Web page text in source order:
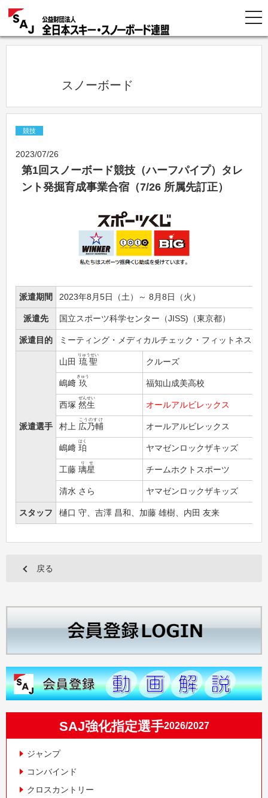
            スノーボード
競技
2023/07/26
第1回スノーボード競技（ハーフパイプ）タレ
ント発掘育成事業合宿（7/26 所属先訂正）
派遣期間 2023年8月5日（土）～ 8月8日（火）
派遣先 国立スポーツ科学センター（JISS)（東京都）
派遣目的 ミーティング・メディカルチェック・フィットネスチ
派遣選手
山田 琉聖
りゅうせい
クルーズ
嶋﨑 玖
きゅう
福知山成美高校
西塚 然生
ぜんせい
オールアルビレックス
村上 広乃輔
こうのすけ
オールアルビレックス
嶋﨑 珀
はく
ヤマゼンロックザキッズ
工藤 璃星
りせ
チームホクトスポーツ
清水 さら ヤマゼンロックザキッズ
スタッフ 樋口 守、吉澤 昌和、加藤 雄樹、内田 友来
戻る
SAJ強化指定選手2026/2027
ジャンプ
コンバインド
クロスカントリー